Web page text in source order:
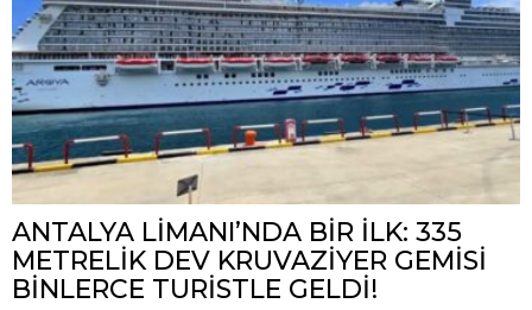
ANTALYA LİMANI’NDA BİR İLK: 335
METRELİK DEV KRUVAZİYER GEMİSİ
BİNLERCE TURİSTLE GELDİ!